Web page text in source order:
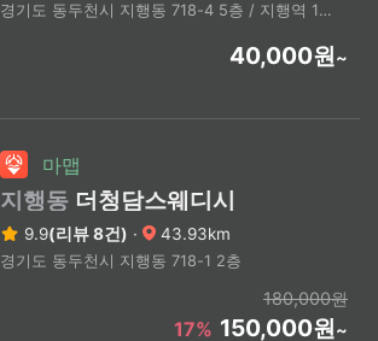
경기도 동두천시 지행동 718-4 5층 / 지행역 1번출구 도보3분
40,000원~
마맵
지행동 더청담스웨디시
9.9(리뷰 8건) · 43.93km
경기도 동두천시 지행동 718-1 2층
180,000원
17% 150,000원~